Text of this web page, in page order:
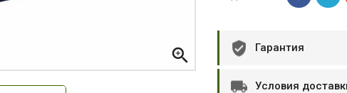
Ольга Кузяева
 Гарантия
Условия